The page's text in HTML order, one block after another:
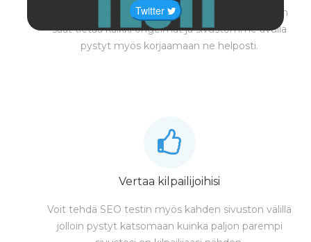
SEO testi testaa sivustosi erittäin kattavasti joten
saat tietää kaikki ongelmat ja sivustomme avulla
pystyt myös korjaamaan ne helposti.
Vertaa kilpailijoihisi
Voit tehdä SEO testin myös kahden sivuston välillä
jolloin pystyt katsomaan kuinka paljon parempi
Twitter